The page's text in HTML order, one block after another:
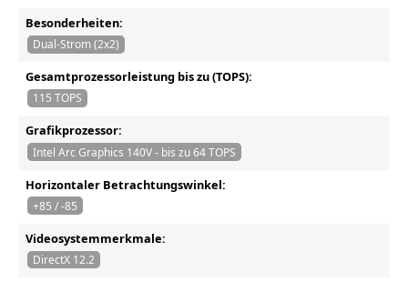
Besonderheiten:
Dual-Strom (2x2)
Gesamtprozessorleistung bis zu (TOPS):
115 TOPS
Grafikprozessor:
Intel Arc Graphics 140V - bis zu 64 TOPS
Horizontaler Betrachtungswinkel:
+85 / -85
Videosystemmerkmale:
DirectX 12.2